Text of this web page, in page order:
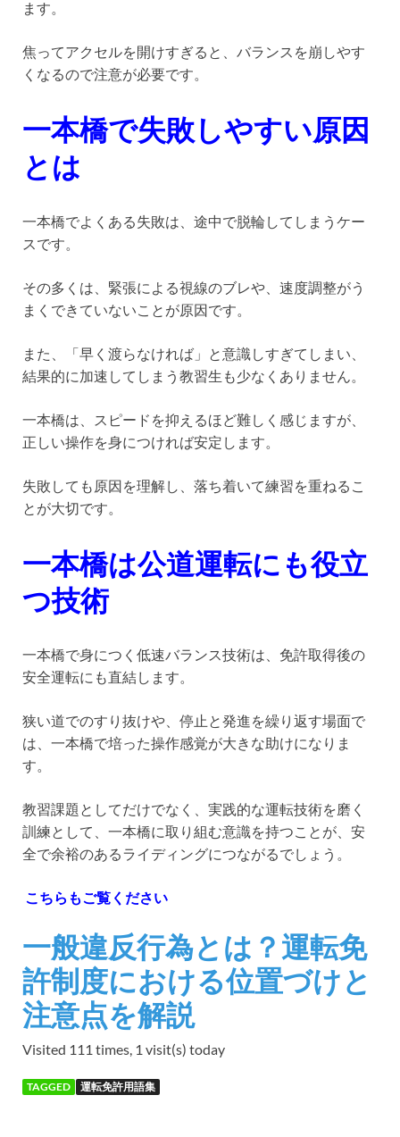
ます。
焦ってアクセルを開けすぎると、バランスを崩しやす
くなるので注意が必要です。
一本橋で失敗しやすい原因
とは
一本橋でよくある失敗は、途中で脱輪してしまうケー
スです。
その多くは、緊張による視線のブレや、速度調整がう
まくできていないことが原因です。
また、「早く渡らなければ」と意識しすぎてしまい、
結果的に加速してしまう教習生も少なくありません。
一本橋は、スピードを抑えるほど難しく感じますが、
正しい操作を身につければ安定します。
失敗しても原因を理解し、落ち着いて練習を重ねるこ
とが大切です。
一本橋は公道運転にも役立
つ技術
一本橋で身につく低速バランス技術は、免許取得後の
安全運転にも直結します。
狭い道でのすり抜けや、停止と発進を繰り返す場面で
は、一本橋で培った操作感覚が大きな助けになりま
す。
教習課題としてだけでなく、実践的な運転技術を磨く
訓練として、一本橋に取り組む意識を持つことが、安
全で余裕のあるライディングにつながるでしょう。
こちらもご覧ください
一般違反行為とは？運転免
許制度における位置づけと
注意点を解説
Visited 111 times, 1 visit(s) today
TAGGED 運転免許用語集